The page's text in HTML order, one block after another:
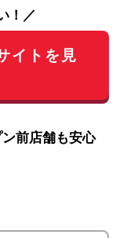
！／
イトを見
前店舗も安心